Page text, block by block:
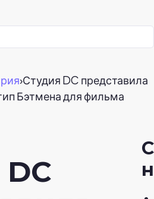
›Студия DC представила
Бэтмена для фильма